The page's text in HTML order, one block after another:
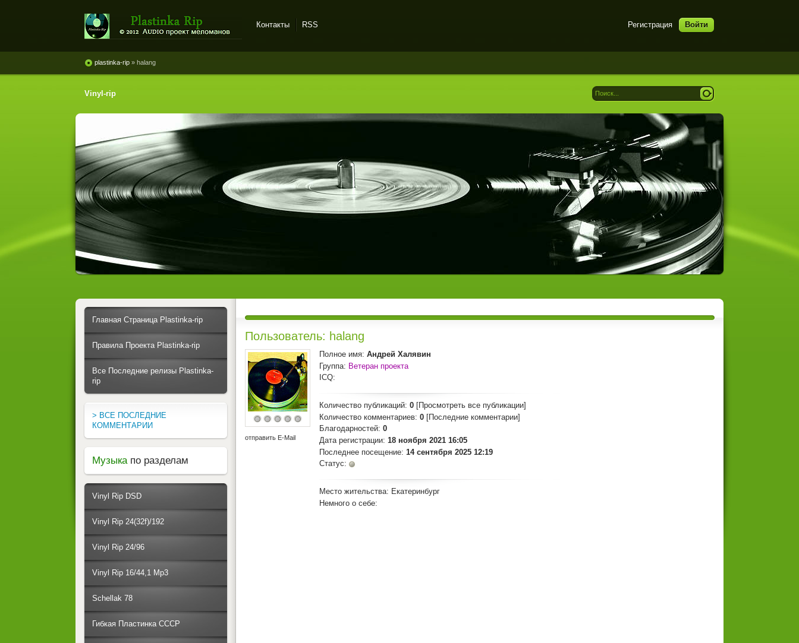
винила и магнитоальбомов
Регистрация Войти
Контакты RSS
plastinka-rip » halang
Vinyl-rip
Пользователь: halang
отправить E-Mail
Полное имя: Андрей Халявин
Группа: Ветеран проекта
ICQ:
Количество публикаций: 0 [Просмотреть все публикации]
Количество комментариев: 0 [Последние комментарии]
Благодарностей: 0
Дата регистрации: 18 ноября 2021 16:05
Последнее посещение: 14 сентября 2025 12:19
Статус:
Место жительства: Екатеринбург
Немного о себе:
Главная Страница Plastinka-rip
Правила Проекта Plastinka-rip
Все Последние релизы Plastinka-
rip
> ВСЕ ПОСЛЕДНИЕ
КОММЕНТАРИИ
Музыка по разделам
Vinyl Rip DSD
Vinyl Rip 24(32f)/192
Vinyl Rip 24/96
Vinyl Rip 16/44,1 Mp3
Schellak 78
Гибкая Пластинка СССР